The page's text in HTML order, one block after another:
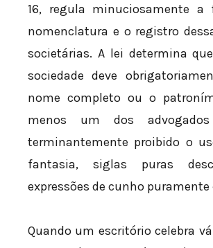
16, regula minuciosamente a
nomenclatura e o registro
societárias. A lei determina
sociedade deve
nome completo ou o
menos um dos
terminantemente proibido o
fantasia, siglas puras
expressões de cunho
Quando um escritório celebra